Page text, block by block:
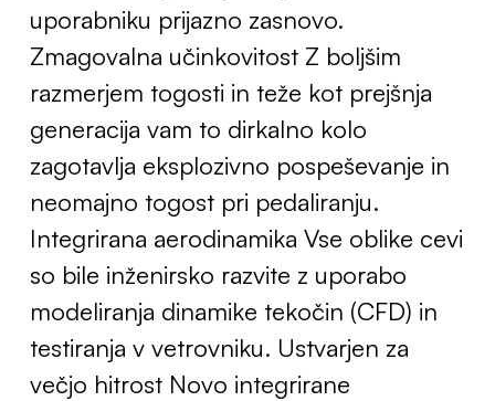
uporabniku prijazno zasnovo.
Zmagovalna učinkovitost Z boljšim
razmerjem togosti in teže kot prejšnja
generacija vam to dirkalno kolo
zagotavlja eksplozivno pospeševanje in
neomajno togost pri pedaliranju.
Integrirana aerodinamika Vse oblike cevi
so bile inženirsko razvite z uporabo
modeliranja dinamike tekočin (CFD) in
testiranja v vetrovniku. Ustvarjen za
večjo hitrost Novo integrirane